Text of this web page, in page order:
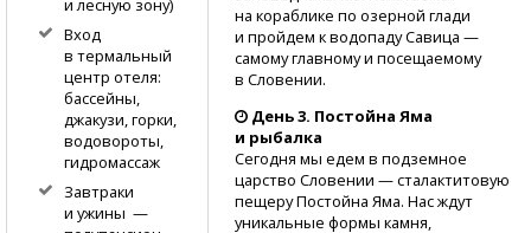
на кораблике по озерной глади
и пройдем к водопаду Савица —
самому главному и посещаемому
в Словении.
День 3. Постойна Яма
и рыбалка
Сегодня мы едем в подземное
царство Словении — сталактитовую
пещеру Постойна Яма. Нас ждут
уникальные формы камня,
и лесную зону)
Вход
в термальный
центр отеля:
бассейны,
джакузи, горки,
водовороты,
гидромассаж
Завтраки
и ужины —